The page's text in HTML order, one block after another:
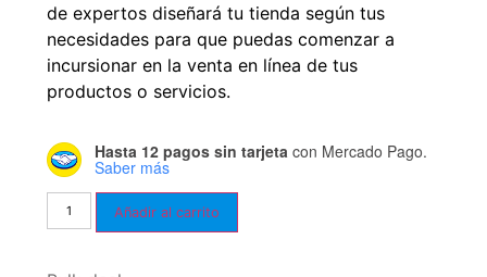
de expertos diseñará tu tienda según tus
necesidades para que puedas comenzar a
incursionar en la venta en línea de tus
productos o servicios.
Hasta 12 pagos sin tarjeta con Mercado Pago.
Saber más
Añadir al carrito